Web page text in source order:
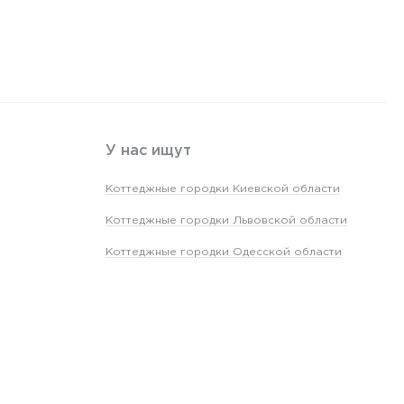
У нас ищут
Коттеджные городки Киевской области
Коттеджные городки Львовской области
Коттеджные городки Одесской области